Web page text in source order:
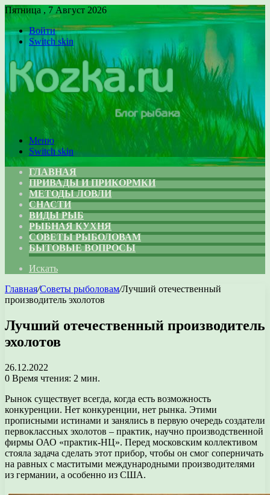
Пятница , 7 Август 2026
Войти
Switch skin
Меню
Switch skin
ГЛАВНАЯ
ПРИВАДЫ И ПРИКОРМКИ
МЕТОДЫ ЛОВЛИ
СНАСТИ
ВИДЫ РЫБ
РЫБНАЯ КУХНЯ
СОВЕТЫ РЫБОЛОВАМ
БЫТОВЫЕ ВОПРОСЫ
Искать
Главная/Советы рыболовам/Лучший отечественный
производитель эхолотов
Лучший отечественный производитель
эхолотов
26.12.2022
0 Время чтения: 2 мин.
Рынок существует всегда, когда есть возможность
конкуренции. Нет конкуренции, нет рынка. Этими
прописными истинами и занялись в первую очередь создатели
первоклассных эхолотов – практик, научно производственной
фирмы ОАО «практик-НЦ». Перед московским коллективом
стояла задача сделать этот прибор, чтобы он смог соперничать
на равных с маститыми международными производителями
из германии, а особенно из США.